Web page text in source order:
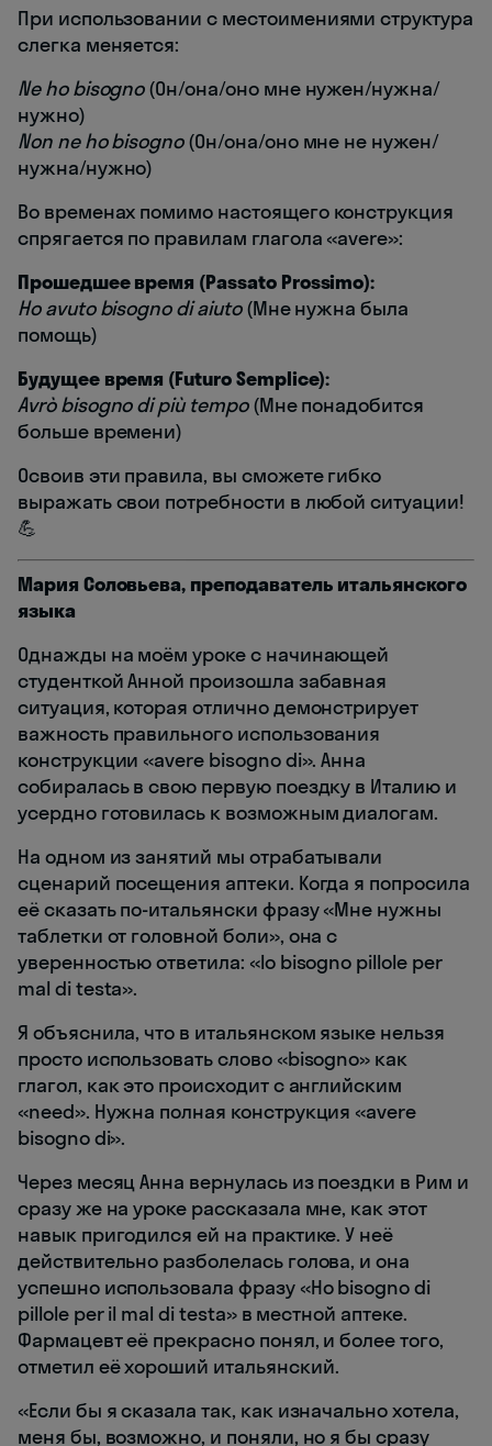
При использовании с местоимениями структура
слегка меняется:
Ne ho bisogno(Он/она/оно мне нужен/нужна/
нужно)
Non ne ho bisogno(Он/она/оно мне не нужен/
нужна/нужно)
Во временах помимо настоящего конструкция
спрягается по правилам глагола «avere»:
Прошедшее время (Passato Prossimo):
Ho avuto bisogno di aiuto(Мне нужна была
помощь)
Будущее время (Futuro Semplice):
Avrò bisogno di più tempo(Мне понадобится
больше времени)
Освоив эти правила, вы сможете гибко
выражать свои потребности в любой ситуации!
💪
Мария Соловьева, преподаватель итальянского
языка
Однажды на моём уроке с начинающей
студенткой Анной произошла забавная
ситуация, которая отлично демонстрирует
важность правильного использования
конструкции «avere bisogno di». Анна
собиралась в свою первую поездку в Италию и
усердно готовилась к возможным диалогам.
На одном из занятий мы отрабатывали
сценарий посещения аптеки. Когда я попросила
её сказать по-итальянски фразу «Мне нужны
таблетки от головной боли», она с
уверенностью ответила: «Io bisogno pillole per
mal di testa».
Я объяснила, что в итальянском языке нельзя
просто использовать слово «bisogno» как
глагол, как это происходит с английским
«need». Нужна полная конструкция «avere
bisogno di».
Через месяц Анна вернулась из поездки в Рим и
сразу же на уроке рассказала мне, как этот
навык пригодился ей на практике. У неё
действительно разболелась голова, и она
успешно использовала фразу «Ho bisogno di
pillole per il mal di testa» в местной аптеке.
Фармацевт её прекрасно понял, и более того,
отметил её хороший итальянский.
«Если бы я сказала так, как изначально хотела,
меня бы, возможно, и поняли, но я бы сразу